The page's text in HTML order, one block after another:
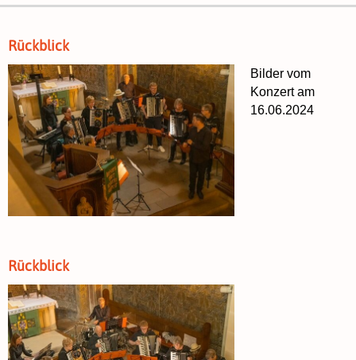
Rückblick
Bilder vom
Konzert am
16.06.2024
Rückblick